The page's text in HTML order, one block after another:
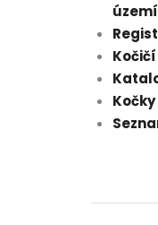
území